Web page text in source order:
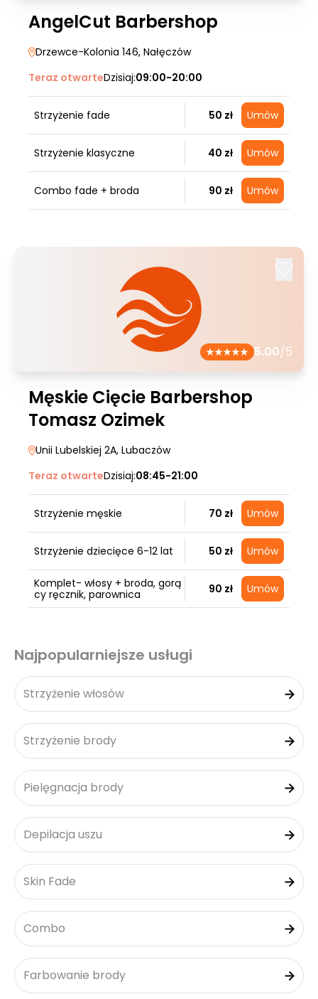
AngelCut Barbershop
Drzewce-Kolonia 146, Nałęczów
Teraz otwarteDzisiaj:09:00-20:00
Strzyżenie fade 50 zł Umów
Strzyżenie klasyczne 40 zł Umów
Combo fade + broda 90 zł Umów
5.00/5
Męskie Cięcie Barbershop
Tomasz Ozimek
Unii Lubelskiej 2A, Lubaczów
Teraz otwarteDzisiaj:08:45-21:00
Strzyżenie męskie 70 zł Umów
Strzyżenie dziecięce 6-12 lat 50 zł Umów
Komplet- włosy + broda, gorą
cy ręcznik, parownica
90 zł Umów
Najpopularniejsze usługi
Strzyżenie włosów
Strzyżenie brody
Pielęgnacja brody
Depilacja uszu
Skin Fade
Combo
Farbowanie brody